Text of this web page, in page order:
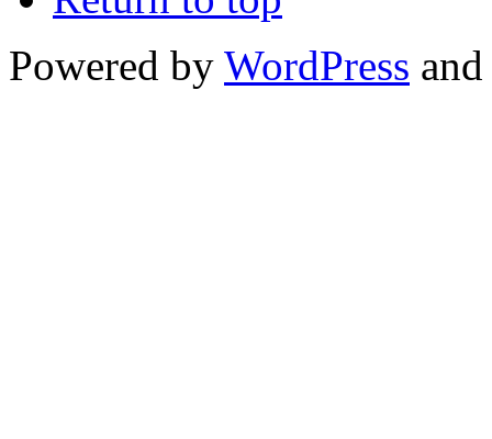
Powered by WordPress